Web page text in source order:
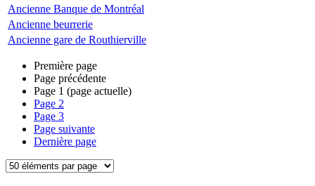
Ancienne Banque de Montréal
Ancienne beurrerie
Ancienne gare de Routhierville
Première page
Page précédente
Page 1 (page actuelle)
Page 2
Page 3
Page suivante
Dernière page